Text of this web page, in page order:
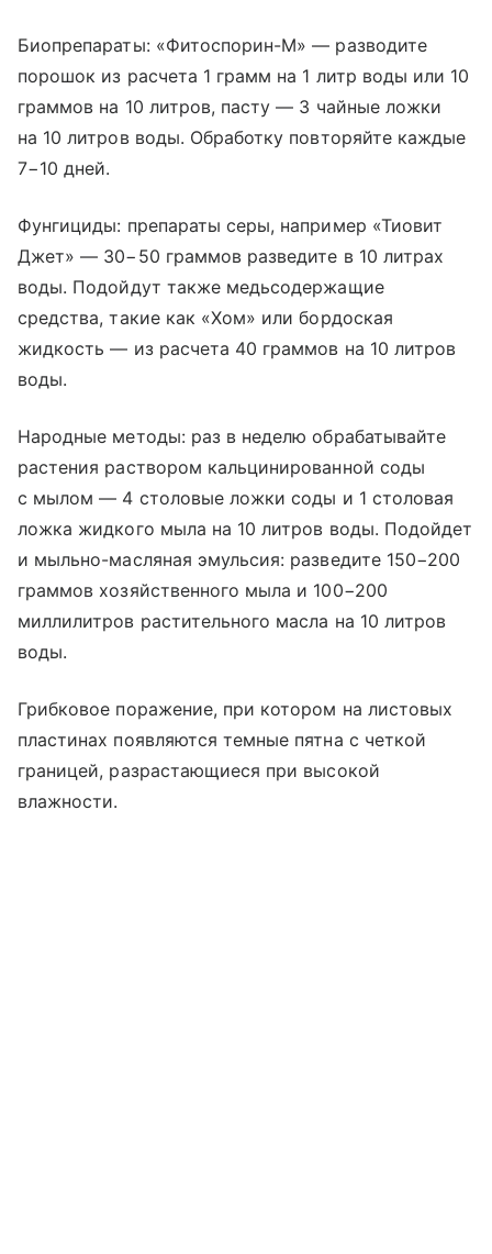
Биопрепараты: «Фитоспорин-М» — разводите
порошок из расчета 1 грамм на 1 литр воды или 10
граммов на 10 литров, пасту — 3 чайные ложки
на 10 литров воды. Обработку повторяйте каждые
7−10 дней.
Фунгициды: препараты серы, например «Тиовит
Джет» — 30−50 граммов разведите в 10 литрах
воды. Подойдут также медьсодержащие
средства, такие как «Хом» или бордоская
жидкость — из расчета 40 граммов на 10 литров
воды.
Народные методы: раз в неделю обрабатывайте
растения раствором кальцинированной соды
с мылом — 4 столовые ложки соды и 1 столовая
ложка жидкого мыла на 10 литров воды. Подойдет
и мыльно-масляная эмульсия: разведите 150−200
граммов хозяйственного мыла и 100−200
миллилитров растительного масла на 10 литров
воды.
Грибковое поражение, при котором на листовых
пластинах появляются темные пятна с четкой
границей, разрастающиеся при высокой
влажности.